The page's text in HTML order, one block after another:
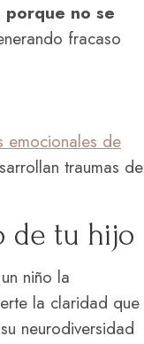
porque no se
fracaso
emocionales de
traumas de
de tu hijo
niño la
la claridad que
neurodiversidad